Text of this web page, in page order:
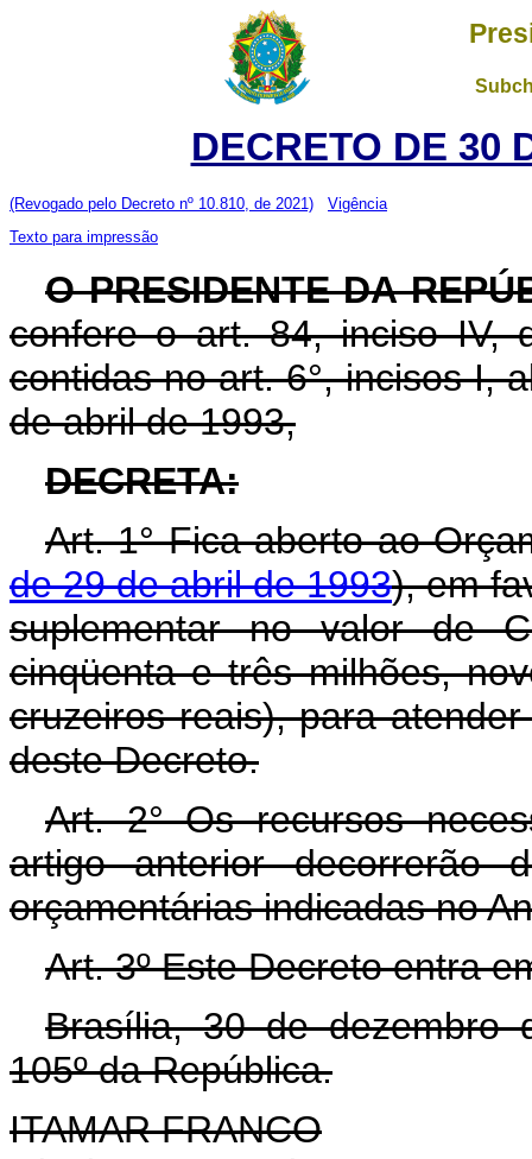
DECRETO DE 30
(Revogado pelo Decreto nº 10.810, de 2021)
Vigência
Texto para impressão
O PRESIDENTE DA
confere o art. 84, inciso IV,
contidas no art. 6°, incisos I,
de abril de 1993,
DECRETA:
Art. 1° Fica aberto ao
de 29 de abril de 1993), em
suplementar no valor de
cinqüenta e três milhões,
cruzeiros reais), para
deste Decreto.
Art. 2° Os recursos
artigo anterior decorrerão
orçamentárias indicadas no
Art. 3º Este Decreto entra
Brasília, 30 de dezembro
105º da República.
ITAMAR FRANCO